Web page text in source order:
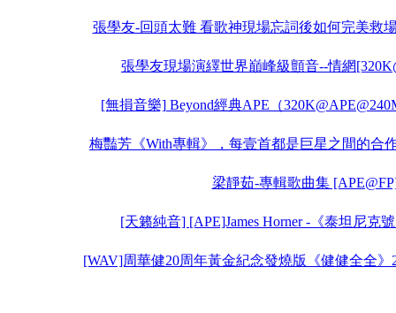
張學友-回頭太難 看歌神現場忘詞後如何完美救
張學友現場演繹世界巔峰級顫音--情網
[無損音樂] Beyond經典APE（
梅豔芳《With專輯》，每壹首都是巨星之間的合
梁靜茹-專輯歌曲集
[天籁純音] [APE]James Horner -《泰坦尼克
[WAV]周華健20周年黃金紀念發燒版《健健全全